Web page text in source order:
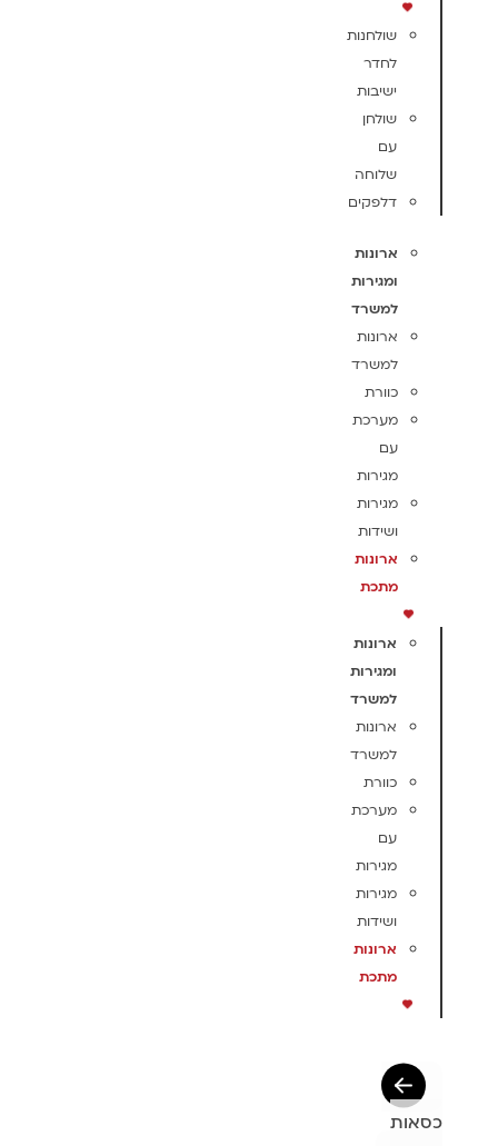
שולחנות
לחדר
ישיבות
שולחן
עם
שלוחה
דלפקים
ארונות
ומגירות
למשרד
ארונות
למשרד
כוורת
מערכת
עם
מגירות
מגירות
ושידות
ארונות
מתכת
ארונות
ומגירות
למשרד
ארונות
למשרד
כוורת
מערכת
עם
מגירות
מגירות
ושידות
ארונות
מתכת
כסאות